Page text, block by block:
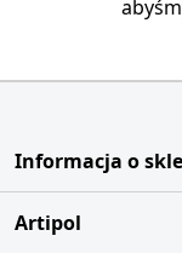
Informacja o
Artipol